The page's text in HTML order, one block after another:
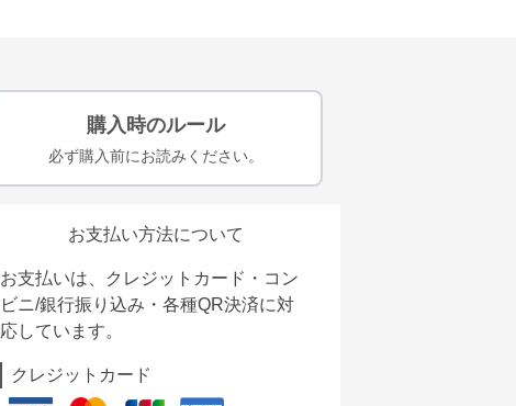
購入時のルール
必ず購入前にお読みください。
お支払い方法について
お支払いは、クレジットカード・コン
ビニ/銀行振り込み・各種QR決済に対
応しています。
クレジットカード